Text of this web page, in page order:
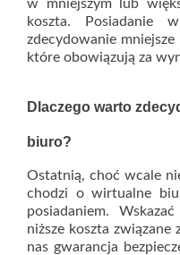
w mniejszym lub
koszta. Posiadanie
zdecydowanie
które obowiązują za
Dlaczego warto
biuro?
Ostatnią, choć wcale
chodzi o wirtualne
posiadaniem.
niższe koszta związane
nas gwarancja